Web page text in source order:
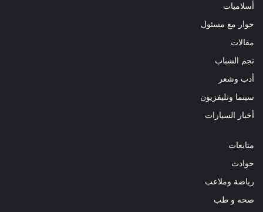
أسلاميات
حوار مع مسئول
مقالات
نجم الشباب
أدب وشعر
سينما وتليفزيون
أخبار السيارات
متابعات
حوادث
رياضة وملاعب
صحه و طب